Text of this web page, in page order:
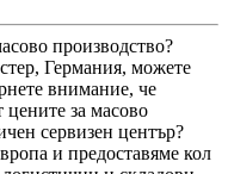
производство?
Германия, можете
внимание, че
за масово
сервизен център?
и предоставяме кол